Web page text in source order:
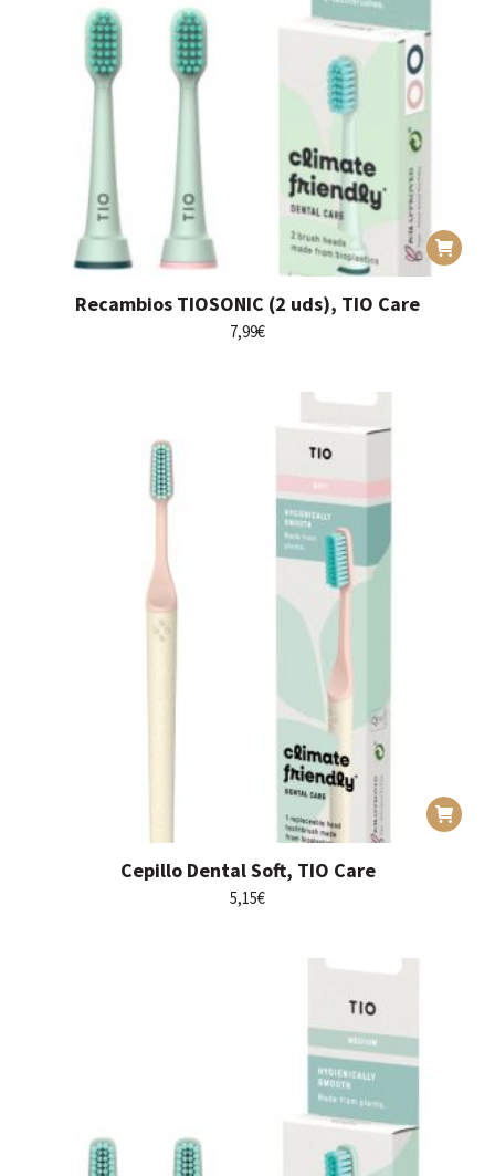
Recambios TIOSONIC (2 uds), TIO Care
7,99€
Cepillo Dental Soft, TIO Care
5,15€